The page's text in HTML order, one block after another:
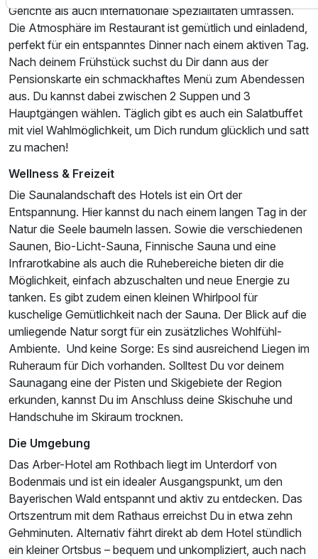
Ausstattung
Für 4 Tage p.P. ab286,00 €
Gerichte als auch internationale Spezialitäten umfassen.
Die Atmosphäre im Restaurant ist gemütlich und einladend,
perfekt für ein entspanntes Dinner nach einem aktiven Tag.
Nach deinem Frühstück suchst du Dir dann aus der
Pensionskarte ein schmackhaftes Menü zum Abendessen
aus. Du kannst dabei zwischen 2 Suppen und 3
Hauptgängen wählen. Täglich gibt es auch ein Salatbuffet
mit viel Wahlmöglichkeit, um Dich rundum glücklich und satt
zu machen!
Wellness & Freizeit
Die Saunalandschaft des Hotels ist ein Ort der
Entspannung. Hier kannst du nach einem langen Tag in der
Natur die Seele baumeln lassen. Sowie die verschiedenen
Saunen, Bio-Licht-Sauna, Finnische Sauna und eine
Infrarotkabine als auch die Ruhebereiche bieten dir die
Möglichkeit, einfach abzuschalten und neue Energie zu
tanken. Es gibt zudem einen kleinen Whirlpool für
kuschelige Gemütlichkeit nach der Sauna. Der Blick auf die
umliegende Natur sorgt für ein zusätzliches Wohlfühl-
Ambiente. Und keine Sorge: Es sind ausreichend Liegen im
Ruheraum für Dich vorhanden. Solltest Du vor deinem
Saunagang eine der Pisten und Skigebiete der Region
erkunden, kannst Du im Anschluss deine Skischuhe und
Handschuhe im Skiraum trocknen.
Die Umgebung
Das Arber-Hotel am Rothbach liegt im Unterdorf von
Bodenmais und ist ein idealer Ausgangspunkt, um den
Bayerischen Wald entspannt und aktiv zu entdecken. Das
Ortszentrum mit dem Rathaus erreichst Du in etwa zehn
Gehminuten. Alternativ fährt direkt ab dem Hotel stündlich
ein kleiner Ortsbus – bequem und unkompliziert, auch nach